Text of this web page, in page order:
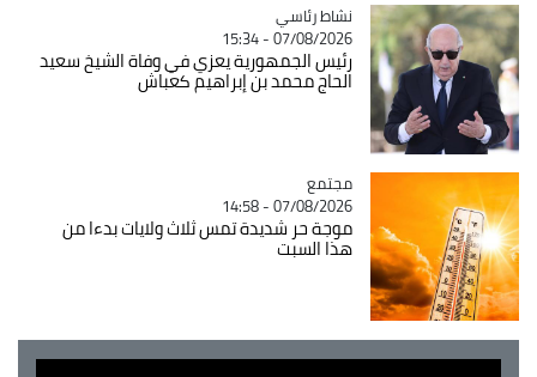
Catégorie
نشاط رئاسي
07/08/2026 - 15:34
رئيس الجمهورية يعزي في وفاة الشيخ سعيد
الحاج محمد بن إبراهيم كعباش
Catégorie
مجتمع
07/08/2026 - 14:58
موجة حر شديدة تمس ثلاث ولايات بدءا من
هذا السبت